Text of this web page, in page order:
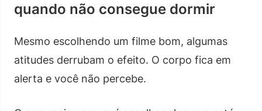
quando não consegue dormir
Mesmo escolhendo um filme bom, algumas
atitudes derrubam o efeito. O corpo fica em
alerta e você não percebe.